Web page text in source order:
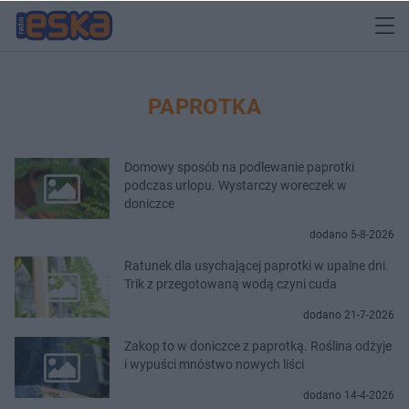
PAPROTKA
Domowy sposób na podlewanie paprotki
podczas urlopu. Wystarczy woreczek w
doniczce
dodano 5-8-2026
Ratunek dla usychającej paprotki w upalne dni.
Trik z przegotowaną wodą czyni cuda
dodano 21-7-2026
Zakop to w doniczce z paprotką. Roślina odżyje
i wypuści mnóstwo nowych liści
dodano 14-4-2026